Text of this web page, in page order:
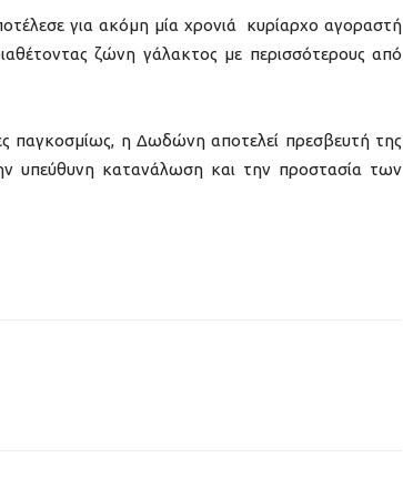
για ακόμη μία χρονιά κυρίαρχο αγοραστή
ζώνη γάλακτος με περισσότερους από
παγκοσμίως, η Δωδώνη αποτελεί πρεσβευτή της
υπεύθυνη κατανάλωση και την προστασία των